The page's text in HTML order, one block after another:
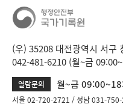
(우) 35208 대전광역시 서구
042-481-6210 (월~금
열람문의 월~금
서울 02-720-2721 성남 031-